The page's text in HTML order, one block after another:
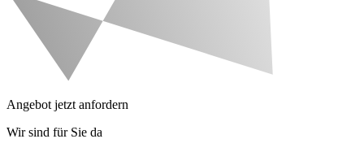
Angebot jetzt anfordern
Wir sind für Sie da